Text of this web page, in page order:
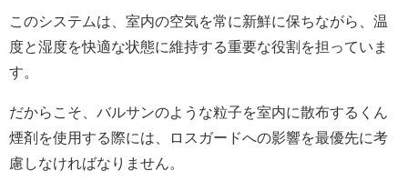
このシステムは、室内の空気を常に新鮮に保ちながら、温
度と湿度を快適な状態に維持する重要な役割を担っていま
す。
だからこそ、バルサンのような粒子を室内に散布するくん
煙剤を使用する際には、ロスガードへの影響を最優先に考
慮しなければなりません。